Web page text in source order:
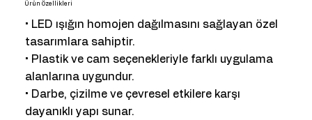
Ürün Özellikleri
• LED ışığın homojen dağılmasını sağlayan özel
tasarımlara sahiptir.
• Plastik ve cam seçenekleriyle farklı uygulama
alanlarına uygundur.
• Darbe, çizilme ve çevresel etkilere karşı
dayanıklı yapı sunar.